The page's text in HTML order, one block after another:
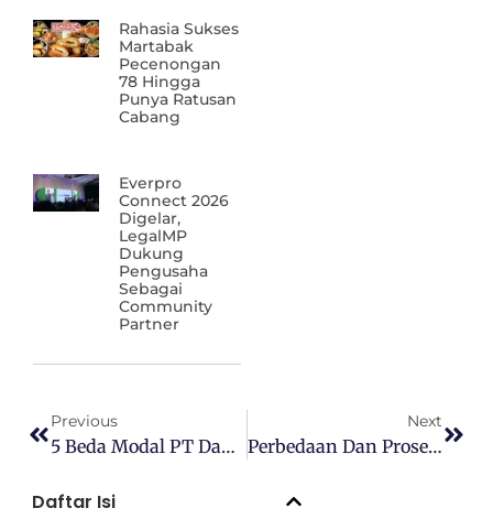
Rahasia Sukses
Martabak
Pecenongan
78 Hingga
Punya Ratusan
Cabang
Everpro
Connect 2026
Digelar,
LegalMP
Dukung
Pengusaha
Sebagai
Community
Partner
Previous
5 Beda Modal PT Dan CV, Pengusaha Wajib Tahu
Next
Perbedaan Dan Proses Perizinan SIUPMSE Dan TDPSE Lingkup Privat
Daftar Isi